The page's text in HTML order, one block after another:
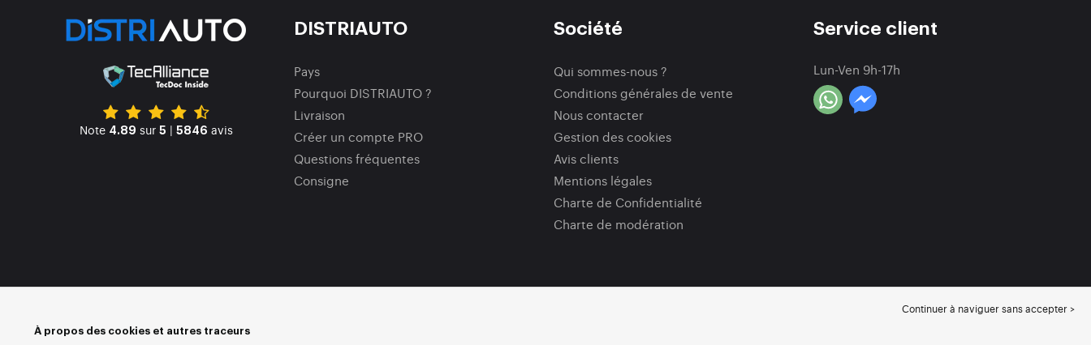
Note 4.89 sur 5 | 5846 avis
DISTRIAUTO
Pays
Pourquoi DISTRIAUTO ?
Livraison
Créer un compte PRO
Questions fréquentes
Consigne
Société
Qui sommes-nous ?
Conditions générales de vente
Nous contacter
Gestion des cookies
Avis clients
Mentions légales
Charte de Confidentialité
Charte de modération
Service client
Lun-Ven 9h-17h
Continuer à naviguer sans accepter >
À propos des cookies et autres traceurs